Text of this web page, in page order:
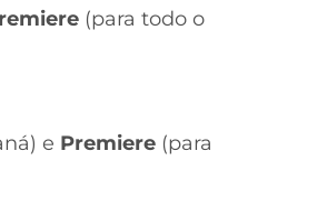
(para todo o
e Premiere (para